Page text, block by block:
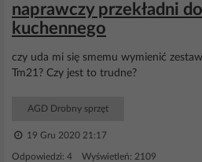
naprawczy przekładni
kuchennego
czy uda mi się smemu wymienić
Tm21? Czy jest to trudne?
AGD Drobny sprzęt
19 Gru 2020 21:17
Odpowiedzi: 4 Wyświetleń: 2109